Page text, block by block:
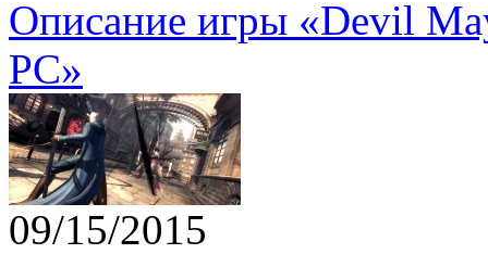
Описание игры «Devil
PC»
09/15/2015